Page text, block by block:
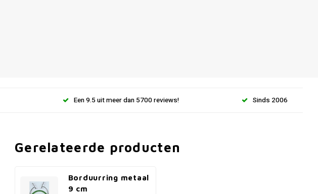
Een 9.5 uit meer dan 5700 reviews! Sinds 2006
Gerelateerde producten
Borduurring metaal
9 cm